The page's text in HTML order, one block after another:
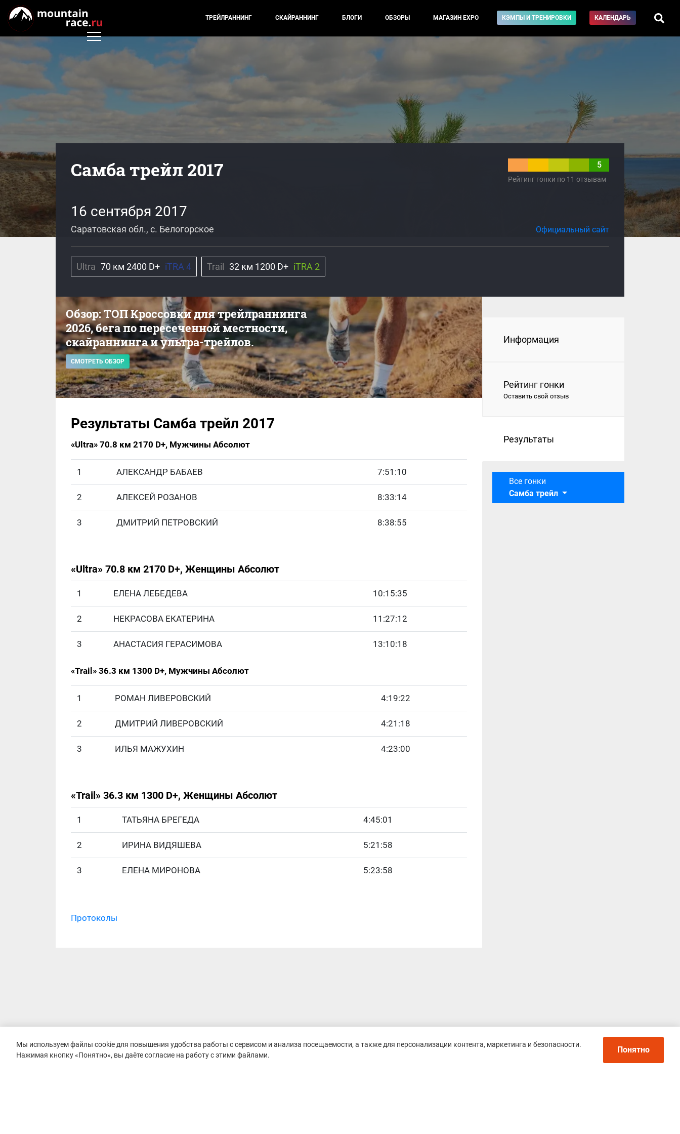
ТРЕЙЛРАННИНГ СКАЙРАННИНГ БЛОГИ ОБЗОРЫ МАГАЗИН EXPO КЭМПЫ И ТРЕНИРОВКИ КАЛЕНДАРЬ
Самба трейл 2017 5
Рейтинг гонки по 11 отзывам
16 сентября 2017
Саратовская обл., с. Белогорское Официальный сайт
Ultra 70 км 2400 D+ iTRA 4 Trail 32 км 1200 D+ iTRA 2
Обзор: ТОП Кроссовки для трейлраннинга
2026, бега по пересеченной местности,
скайраннинга и ультра-трейлов.
СМОТРЕТЬ ОБЗОР
Результаты Самба трейл 2017
«Ultra» 70.8 км 2170 D+, Мужчины Абсолют
1 АЛЕКСАНДР БАБАЕВ 7:51:10
2 АЛЕКСЕЙ РОЗАНОВ 8:33:14
3 ДМИТРИЙ ПЕТРОВСКИЙ 8:38:55
«Ultra» 70.8 км 2170 D+, Женщины Абсолют
1 ЕЛЕНА ЛЕБЕДЕВА 10:15:35
2 НЕКРАСОВА ЕКАТЕРИНА 11:27:12
3 АНАСТАСИЯ ГЕРАСИМОВА 13:10:18
«Trail» 36.3 км 1300 D+, Мужчины Абсолют
1 РОМАН ЛИВЕРОВСКИЙ 4:19:22
2 ДМИТРИЙ ЛИВЕРОВСКИЙ 4:21:18
3 ИЛЬЯ МАЖУХИН 4:23:00
«Trail» 36.3 км 1300 D+, Женщины Абсолют
1 ТАТЬЯНА БРЕГЕДА 4:45:01
2 ИРИНА ВИДЯШЕВА 5:21:58
3 ЕЛЕНА МИРОНОВА 5:23:58
Протоколы
Информация
Рейтинг гонки
Оставить свой отзыв
Результаты
Все гонки
Самба трейл
Мы используем файлы cookie для повышения удобства работы с сервисом и анализа посещаемости, а также для персонализации контента, маркетинга и безопасности.
Нажимая кнопку «Понятно», вы даёте согласие на работу с этими файлами.
Понятно